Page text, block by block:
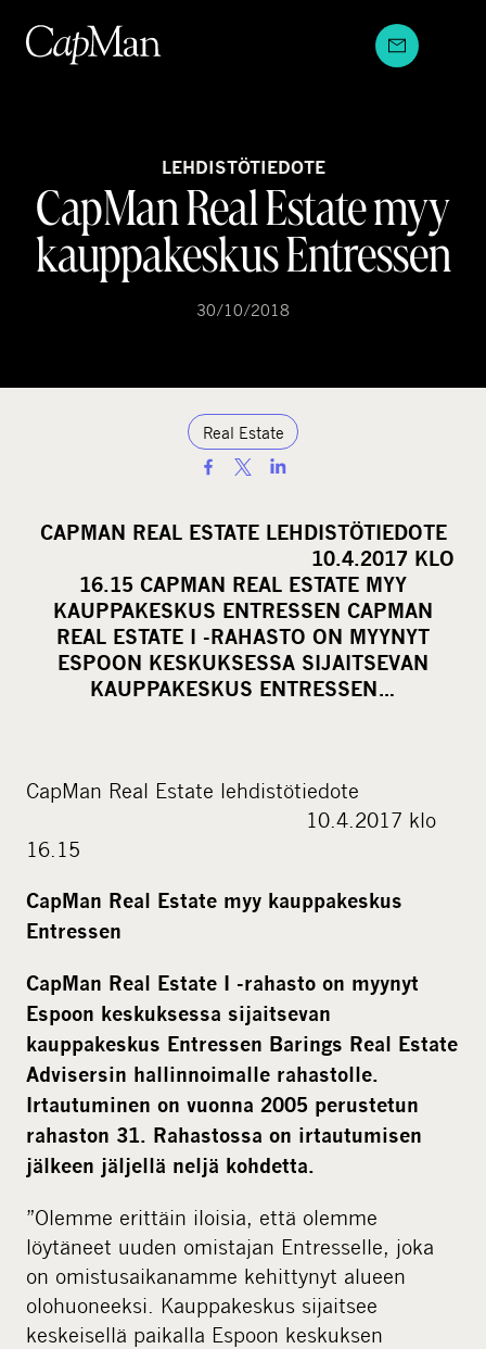
sisältöön
LEHDISTÖTIEDOTE
CapMan Real Estate myy
kauppakeskus Entressen
30/10/2018
Real Estate
a
e
o
n
s
o
a
d
CAPMAN REAL ESTATE LEHDISTÖTIEDOTE
10.4.2017 KLO
16.15 CAPMAN REAL ESTATE MYY
KAUPPAKESKUS ENTRESSEN CAPMAN
REAL ESTATE I -RAHASTO ON MYYNYT
ESPOON KESKUKSESSA SIJAITSEVAN
KAUPPAKESKUS ENTRESSEN…
CapMan Real Estate lehdistötiedote
10.4.2017 klo
16.15
CapMan Real Estate myy kauppakeskus
Entressen
CapMan Real Estate I -rahasto on myynyt
Espoon keskuksessa sijaitsevan
kauppakeskus Entressen Barings Real Estate
Advisersin hallinnoimalle rahastolle.
Irtautuminen on vuonna 2005 perustetun
rahaston 31. Rahastossa on irtautumisen
jälkeen jäljellä neljä kohdetta.
”Olemme erittäin iloisia, että olemme
löytäneet uuden omistajan Entresselle, joka
on omistusaikanamme kehittynyt alueen
olohuoneeksi. Kauppakeskus sijaitsee
keskeisellä paikalla Espoon keskuksen